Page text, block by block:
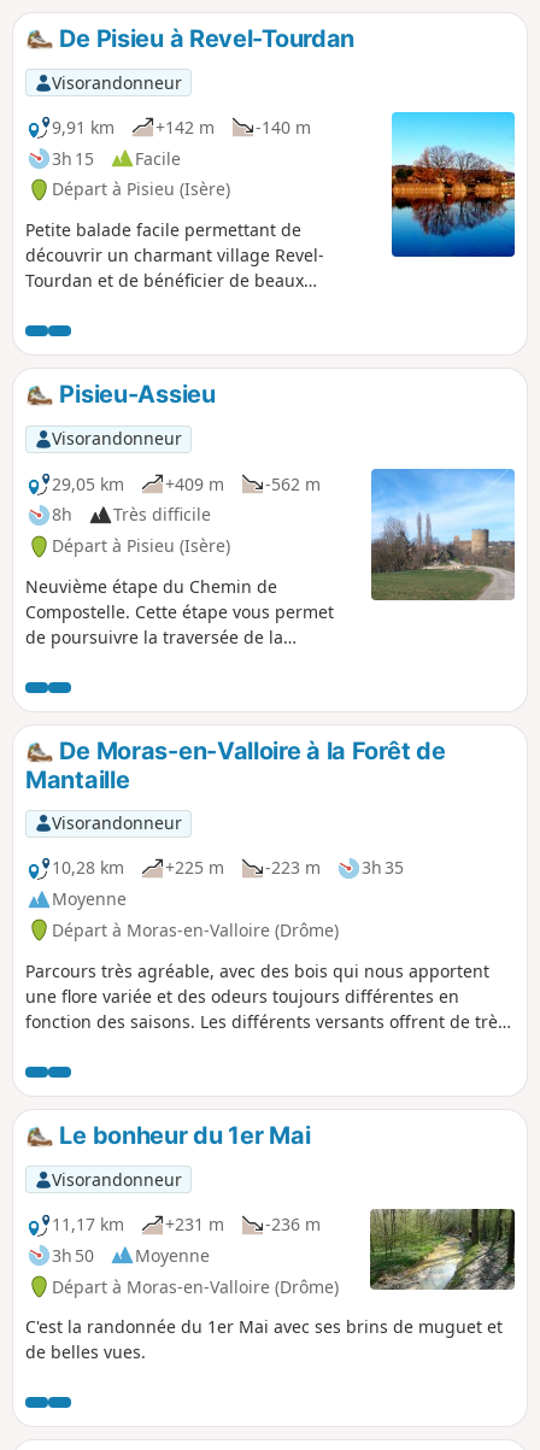
permettent de profiter de paysages qui
vont des Alpes au Massif Central. A faire
les veilles de pluie afin d'avoir un ciel
clair, ce qui donne de superbes vues
très lointaines et très dégagées.
De Pisieu à Revel-Tourdan
Visorandonneur
9,91 km
+142 m
-140 m
3h 15
Facile
Départ à Pisieu (Isère)
Petite balade facile permettant de
découvrir un charmant village Revel-
Tourdan et de bénéficier de beaux
Pisieu-Assieu
Visorandonneur
29,05 km
+409 m
-562 m
8h
Très difficile
Départ à Pisieu (Isère)
Neuvième étape du Chemin de
Compostelle. Cette étape vous permet
de poursuivre la traversée de la
campagnardes et sentiers boisées, le
chemin offre de jolis paysages ouverts
avec le massif central et les Alpes en
arrière plan. Côté patrimoine, la
chapelle de la Salette, le monastère de
Surieu et la traversée de la ligne à
grande vitesse entre Paris, Lyon et
Marseille ponctuent le parcours.
De Moras-en-Valloire à la Forêt de
Mantaille
Visorandonneur
10,28 km
+225 m -223 m
3h 35
Moyenne
Départ à Moras-en-Valloire (Drôme)
Parcours très agréable, avec des bois qui nous apportent
une flore variée et des odeurs toujours différentes en
fonction des saisons. Les différents versants offrent de très
PARCOURENT MES RANDONNEES vous pouvez mettre des
photos en indiquant l'emplacement sur le circuit.
Le bonheur du 1er Mai
Visorandonneur
11,17 km
+231 m
-236 m
3h 50
Moyenne
Départ à Moras-en-Valloire (Drôme)
C'est la randonnée du 1er Mai avec ses brins de muguet et
de belles vues.